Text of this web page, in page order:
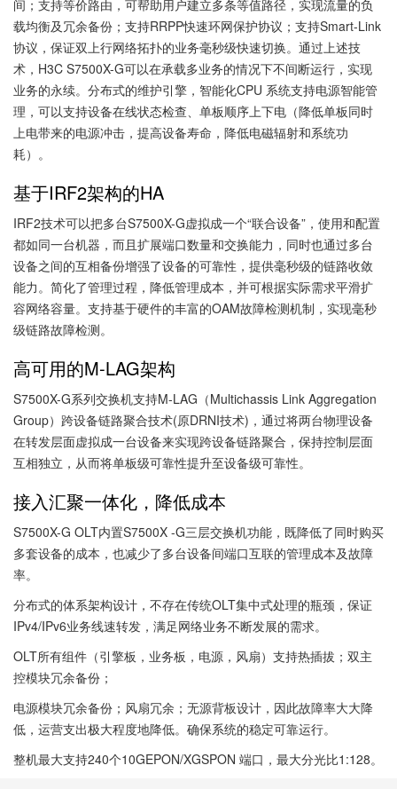
间；支持等价路由，可帮助用户建立多条等值路径，实现流量的负
载均衡及冗余备份；支持RRPP快速环网保护协议；支持Smart-Link
协议，保证双上行网络拓扑的业务毫秒级快速切换。通过上述技
术，H3C S7500X-G可以在承载多业务的情况下不间断运行，实现
业务的永续。分布式的维护引擎，智能化CPU 系统支持电源智能管
理，可以支持设备在线状态检查、单板顺序上下电（降低单板同时
上电带来的电源冲击，提高设备寿命，降低电磁辐射和系统功
耗）。
基于IRF2架构的HA
IRF2技术可以把多台S7500X-G虚拟成一个“联合设备”，使用和配置
都如同一台机器，而且扩展端口数量和交换能力，同时也通过多台
设备之间的互相备份增强了设备的可靠性，提供毫秒级的链路收敛
能力。简化了管理过程，降低管理成本，并可根据实际需求平滑扩
容网络容量。支持基于硬件的丰富的OAM故障检测机制，实现毫秒
级链路故障检测。
高可用的M-LAG架构
S7500X-G系列交换机支持M-LAG（Multichassis Link Aggregation
Group）跨设备链路聚合技术(原DRNI技术)，通过将两台物理设备
在转发层面虚拟成一台设备来实现跨设备链路聚合，保持控制层面
互相独立，从而将单板级可靠性提升至设备级可靠性。
接入汇聚一体化，降低成本
S7500X-G OLT内置S7500X -G三层交换机功能，既降低了同时购买
多套设备的成本，也减少了多台设备间端口互联的管理成本及故障
率。
分布式的体系架构设计，不存在传统OLT集中式处理的瓶颈，保证
IPv4/IPv6业务线速转发，满足网络业务不断发展的需求。
OLT所有组件（引擎板，业务板，电源，风扇）支持热插拔；双主
控模块冗余备份；
电源模块冗余备份；风扇冗余；无源背板设计，因此故障率大大降
低，运营支出极大程度地降低。确保系统的稳定可靠运行。
整机最大支持240个10GEPON/XGSPON 端口，最大分光比1:128。